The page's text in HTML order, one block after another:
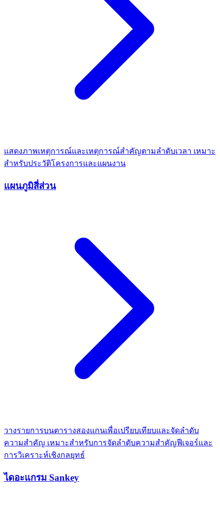
แสดงภาพเหตุการณ์และเหตุการณ์สำคัญตามลำดับเวลา เหมาะ
สำหรับประวัติโครงการและแผนงาน
แผนภูมิสี่ส่วน
วางรายการบนตารางสองแกนเพื่อเปรียบเทียบและจัดลำดับ
ความสำคัญ เหมาะสำหรับการจัดลำดับความสำคัญฟีเจอร์และ
การวิเคราะห์เชิงกลยุทธ์
ไดอะแกรม Sankey